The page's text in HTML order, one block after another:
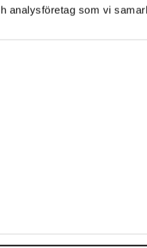
analysföretag som vi